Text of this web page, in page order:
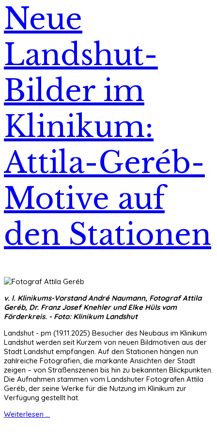
Neue
Landshut-
Bilder im
Klinikum:
Attila-Geréb-
Motive auf
den Stationen
v. l. Klinikums-Vorstand André Naumann, Fotograf Attila
Geréb, Dr. Franz Josef Knehler und Elke Hüls vom
Förderkreis. - Foto: Klinikum Landshut
Landshut - pm (19.11.2025) Besucher des Neubaus im Klinikum
Landshut werden seit Kurzem von neuen Bildmotiven aus der
Stadt Landshut empfangen. Auf den Stationen hängen nun
zahlreiche Fotografien, die markante Ansichten der Stadt
zeigen – von Straßenszenen bis hin zu bekannten Blickpunkten.
Die Aufnahmen stammen vom Landshuter Fotografen Attila
Geréb, der seine Werke für die Nutzung im Klinikum zur
Verfügung gestellt hat.
Weiterlesen ...